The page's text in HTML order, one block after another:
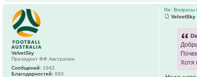
Re: Вопросы
VelvetSky
Хотя
VelvetSky
Президент ФФ Австралии
Сообщений: 1942
Благодарностей: 683